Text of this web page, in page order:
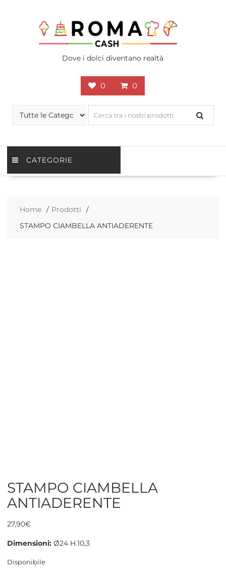
Dove i dolci diventano realtà
0 0
CATEGORIE
Home
Prodotti
STAMPO CIAMBELLA ANTIADERENTE
STAMPO CIAMBELLA
ANTIADERENTE
27,90€
Dimensioni:Ø24 H.10,3
Disponibile